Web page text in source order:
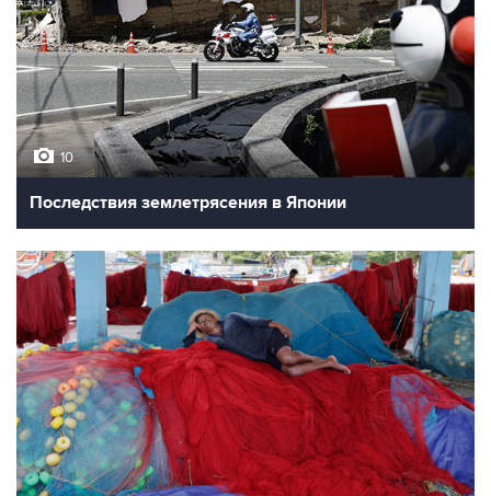
10
Последствия землетрясения в Японии